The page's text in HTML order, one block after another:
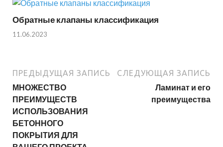
Обратные клапаны классификация
11.06.2023
ПРЕДЫДУЩАЯ ЗАПИСЬ
МНОЖЕСТВО
ПРЕИМУЩЕСТВ
ИСПОЛЬЗОВАНИЯ
БЕТОННОГО
ПОКРЫТИЯ ДЛЯ
СЛЕДУЮЩАЯ ЗАПИСЬ
Ламинат и его
преимущества